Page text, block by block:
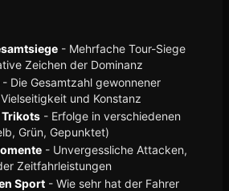
- Mehrfache Tour-Siege
Zeichen der Dominanz
- Die Gesamtzahl gewonnener
und Konstanz
Trikots - Erfolge in verschiedenen
Grün, Gepunktet)
- Unvergessliche Attacken,
Zeitfahrleistungen
Sport - Wie sehr hat der Fahrer